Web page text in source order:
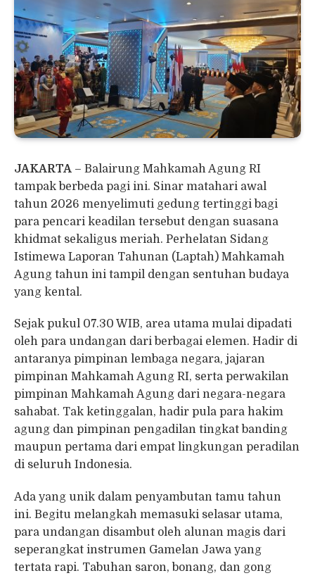
JAKARTA – Balairung Mahkamah Agung RI
tampak berbeda pagi ini. Sinar matahari awal
tahun 2026 menyelimuti gedung tertinggi bagi
para pencari keadilan tersebut dengan suasana
khidmat sekaligus meriah. Perhelatan Sidang
Istimewa Laporan Tahunan (Laptah) Mahkamah
Agung tahun ini tampil dengan sentuhan budaya
yang kental.
Sejak pukul 07.30 WIB, area utama mulai dipadati
oleh para undangan dari berbagai elemen. Hadir di
antaranya pimpinan lembaga negara, jajaran
pimpinan Mahkamah Agung RI, serta perwakilan
pimpinan Mahkamah Agung dari negara-negara
sahabat. Tak ketinggalan, hadir pula para hakim
agung dan pimpinan pengadilan tingkat banding
maupun pertama dari empat lingkungan peradilan
di seluruh Indonesia.
Ada yang unik dalam penyambutan tamu tahun
ini. Begitu melangkah memasuki selasar utama,
para undangan disambut oleh alunan magis dari
seperangkat instrumen Gamelan Jawa yang
tertata rapi. Tabuhan saron, bonang, dan gong